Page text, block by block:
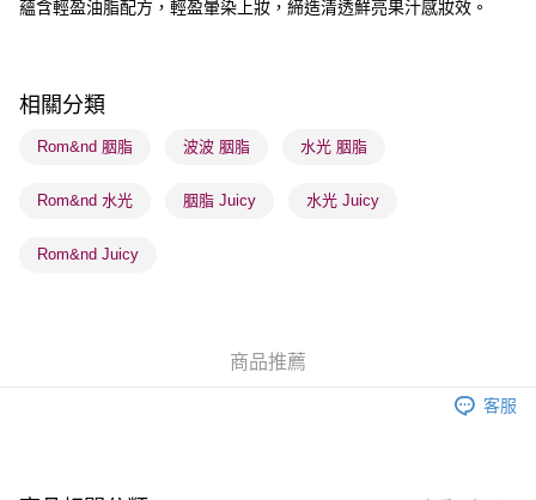
每筆HK$65.00，滿HK$300.00或以上免運費
順豐站及營業點 - 確認發貨後1-3個工作天送達
物流公司進行物流配送
取。逾期會取消訂單，並不會安排重寄
蘊含輕盈油脂配方，輕盈暈染上妝，締造清透鮮亮果汁感妝效。
相關分類
Rom&nd 胭脂 波波 胭脂 水光 胭脂
Rom&nd 水光 胭脂 Juicy 水光 Juicy
Rom&nd Juicy
商品推薦
客服